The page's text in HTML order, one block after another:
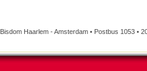
Bisdom Haarlem - Amsterdam • Postbus 1053 •